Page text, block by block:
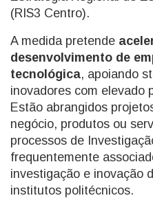
(RIS3 Centro).
A medida pretende
desenvolvimento de
tecnológica, apoiando
inovadores com elevado
Estão abrangidos
negócio, produtos ou
processos de
frequentemente
investigação e inovação
institutos politécnicos.